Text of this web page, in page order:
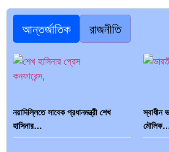
আন্তর্জাতিক রাজনীতি
নয়াদিল্লিতে সাবেক প্রধানমন্ত্রী শেখ
হাসিনার…
স্বাধীন